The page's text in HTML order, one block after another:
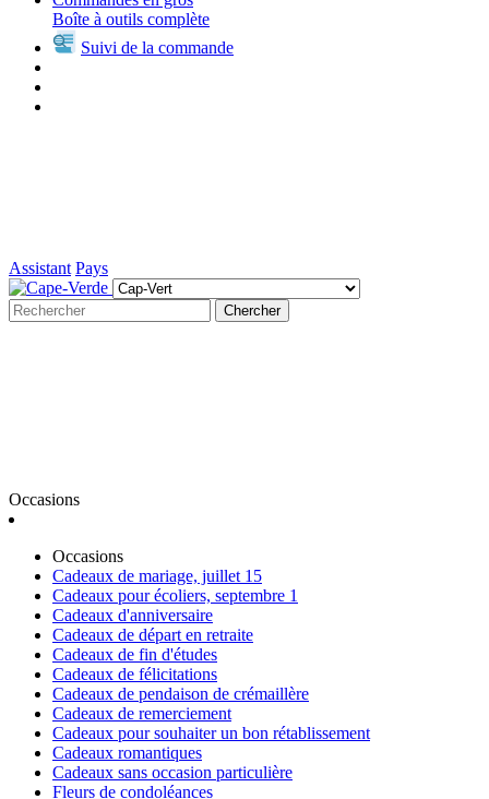
Boîte à outils complète
Suivi de la commande
Assistant Pays
Chercher
Occasions
Occasions
Cadeaux de mariage, juillet 15
Cadeaux pour écoliers, septembre 1
Cadeaux d'anniversaire
Cadeaux de départ en retraite
Cadeaux de fin d'études
Cadeaux de félicitations
Cadeaux de pendaison de crémaillère
Cadeaux de remerciement
Cadeaux pour souhaiter un bon rétablissement
Cadeaux romantiques
Cadeaux sans occasion particulière
Fleurs de condoléances